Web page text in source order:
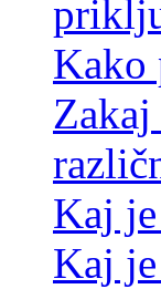
Kako
Zakaj
Kaj
Kaj